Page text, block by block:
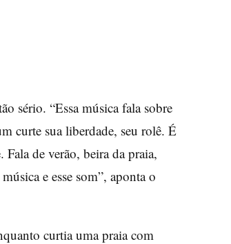
sério. “Essa música fala sobre
curte sua liberdade, seu rolê. É
de verão, beira da praia,
e esse som”, aponta o
curtia uma praia com